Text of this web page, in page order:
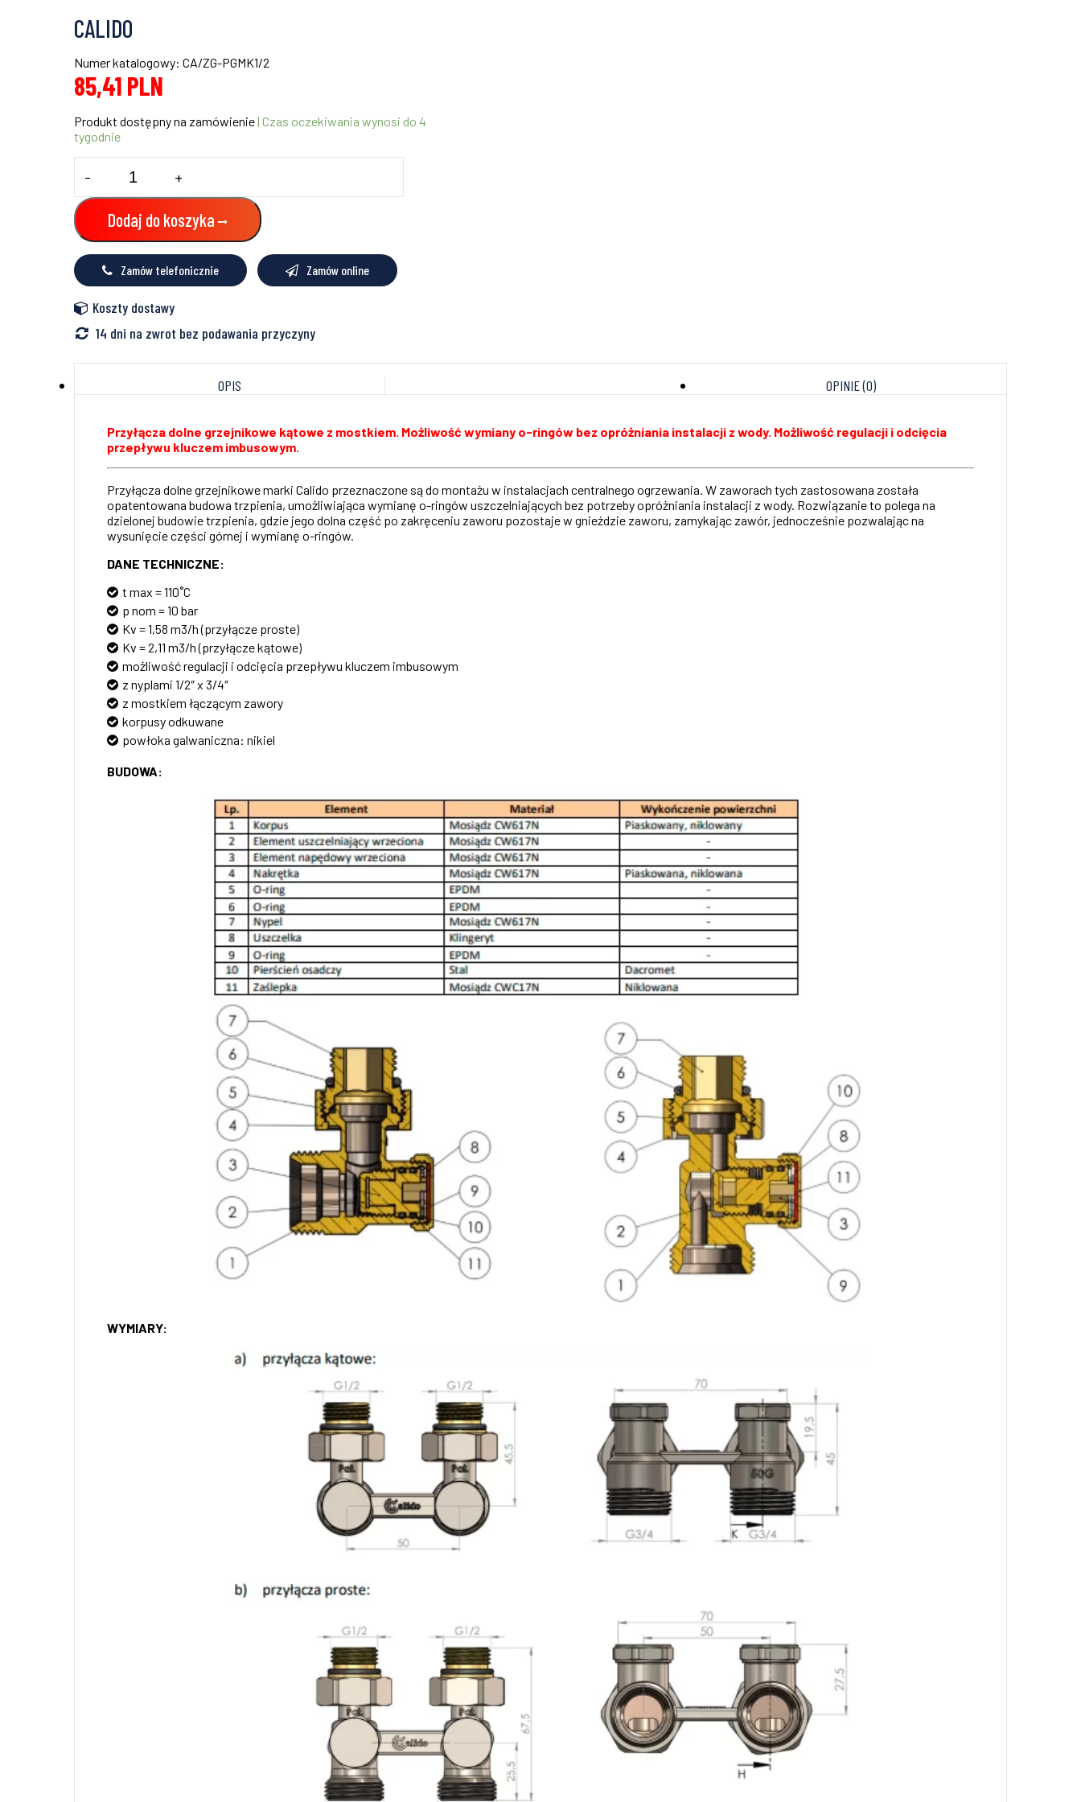
CALIDO
Numer katalogowy: CA/ZG-PGMK1/2
85,41 PLN
Produkt dostępny na zamówienie| Czas oczekiwania wynosi do 4
tygodnie
PRZYŁĄCZA
DOLNE
GRZEJNIKOWE
KĄTOWE
Z
MOSTKIEM
- +
Dodaj do koszyka
Zamów telefonicznie Zamów online
Koszty dostawy
14 dni na zwrot bez podawania przyczyny
OPIS OPINIE (0)
Przyłącza dolne grzejnikowe kątowe z mostkiem. Możliwość wymiany o-ringów bez opróżniania instalacji z wody. Możliwość regulacji i odcięcia
przepływu kluczem imbusowym.
Przyłącza dolne grzejnikowe marki Calido przeznaczone są do montażu w instalacjach centralnego ogrzewania. W zaworach tych zastosowana została
opatentowana budowa trzpienia, umożliwiająca wymianę o-ringów uszczelniających bez potrzeby opróżniania instalacji z wody. Rozwiązanie to polega na
dzielonej budowie trzpienia, gdzie jego dolna część po zakręceniu zaworu pozostaje w gnieździe zaworu, zamykając zawór, jednocześnie pozwalając na
wysunięcie części górnej i wymianę o-ringów.
DANE TECHNICZNE:
t max = 110˚C
p nom = 10 bar
Kv = 1,58 m3/h (przyłącze proste)
Kv = 2,11 m3/h (przyłącze kątowe)
możliwość regulacji i odcięcia przepływu kluczem imbusowym
z nyplami 1/2″ x 3/4″
z mostkiem łączącym zawory
korpusy odkuwane
powłoka galwaniczna: nikiel
BUDOWA:
WYMIARY: